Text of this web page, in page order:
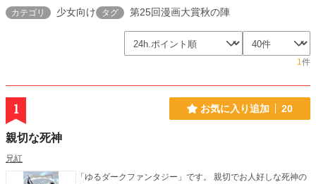
カテゴリ 少女向け タグ 第25回漫画大賞秋の陣
1件
1 お気に入り追加 20
親切な死神
兄紅
「ゆるダークファンタジー」です。 親切でお人好しな死神の